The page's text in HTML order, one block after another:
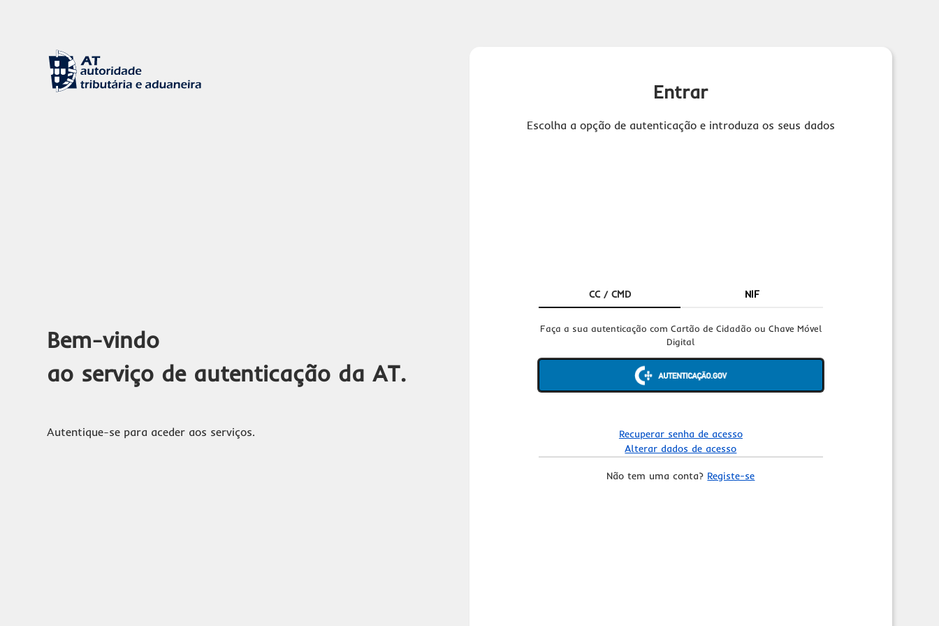
Bem-vindo
ao serviço de autenticação da AT.
Autentique-se para aceder aos serviços.
Entrar
Escolha a opção de autenticação e introduza os seus dados
CC / CMD NIF
Faça a sua autenticação com Cartão de Cidadão ou Chave Móvel
Digital
Recuperar senha de acesso
Alterar dados de acesso
Não tem uma conta? Registe-se